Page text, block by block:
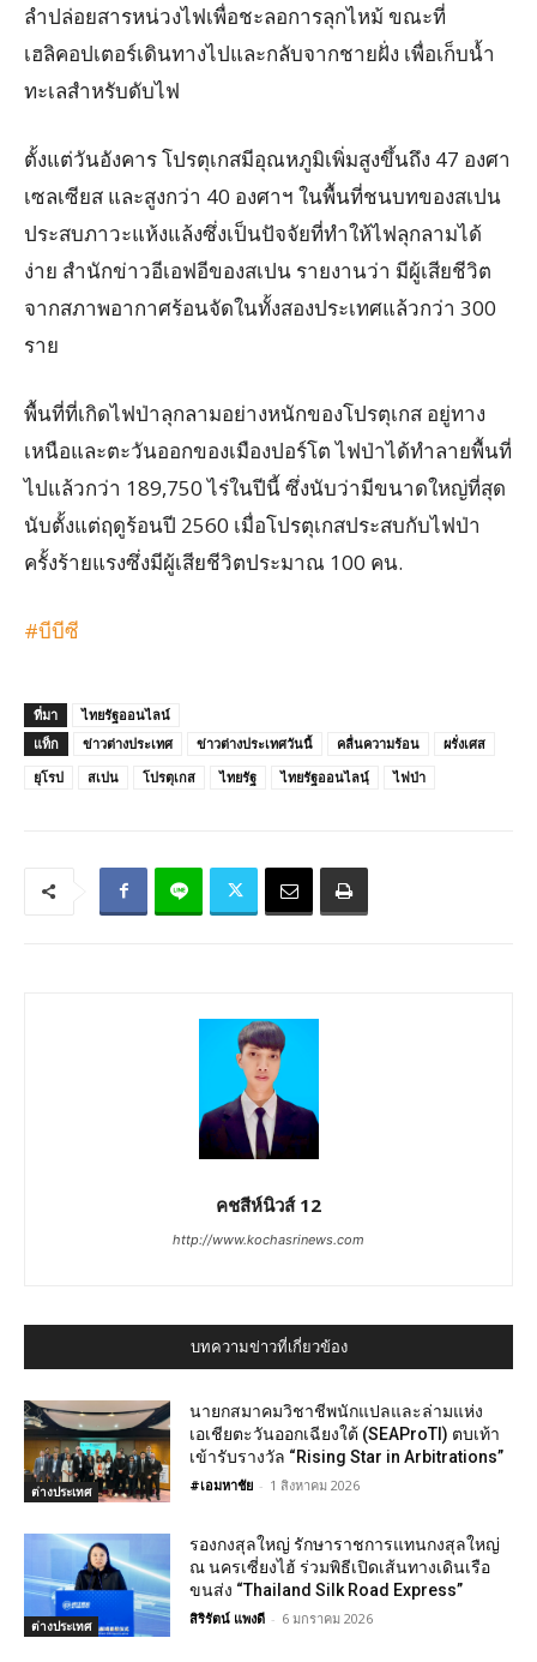
ลำปล่อยสารหน่วงไฟเพื่อชะลอการลุกไหม้ ขณะที่
เฮลิคอปเตอร์เดินทางไปและกลับจากชายฝั่ง เพื่อเก็บน้ำ
ทะเลสำหรับดับไฟ
ตั้งแต่วันอังคาร โปรตุเกสมีอุณหภูมิเพิ่มสูงขึ้นถึง 47 องศา
เซลเซียส และสูงกว่า 40 องศาฯ ในพื้นที่ชนบทของสเปน
ประสบภาวะแห้งแล้งซึ่งเป็นปัจจัยที่ทำให้ไฟลุกลามได้
ง่าย สำนักข่าวอีเอฟอีของสเปน รายงานว่า มีผู้เสียชีวิต
จากสภาพอากาศร้อนจัดในทั้งสองประเทศแล้วกว่า 300
ราย
พื้นที่ที่เกิดไฟป่าลุกลามอย่างหนักของโปรตุเกส อยู่ทาง
เหนือและตะวันออกของเมืองปอร์โต ไฟป่าได้ทำลายพื้นที่
ไปแล้วกว่า 189,750 ไร่ในปีนี้ ซึ่งนับว่ามีขนาดใหญ่ที่สุด
นับตั้งแต่ฤดูร้อนปี 2560 เมื่อโปรตุเกสประสบกับไฟป่า
ครั้งร้ายแรงซึ่งมีผู้เสียชีวิตประมาณ 100 คน.
#บีบีซี
ที่มา
ไทยรัฐออนไลน์
แท็ก
ข่าวต่างประเทศ ข่าวต่างประเทศวันนี้ คลื่นความร้อน
ผรั่งเศส
ยุโรป
สเปน โปรตุเกส ไทยรัฐ ไทยรัฐออนไลนฺ์ ไฟป่า
คชสีห์นิวส์ 12
http://www.kochasrinews.com
บทความข่าวที่เกี่ยวข้อง
ต่างประเทศ
นายกสมาคมวิชาชีพนักแปลและล่ามแห่ง
เอเชียตะวันออกเฉียงใต้ (SEAProTI) ตบเท้า
เข้ารับรางวัล “Rising Star in Arbitrations”
#เอมหาชัย - 1 สิงหาคม 2026
ต่างประเทศ
รองกงสุลใหญ่ รักษาราชการแทนกงสุลใหญ่
ณ นครเซี่ยงไฮ้ ร่วมพิธีเปิดเส้นทางเดินเรือ
ขนส่ง “Thailand Silk Road Express”
สิริรัตน์ แพงดี - 6 มกราคม 2026